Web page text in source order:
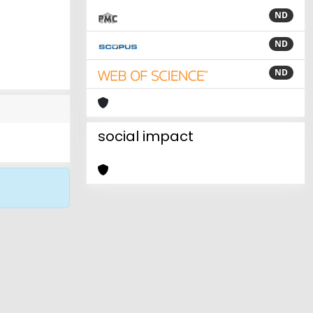
ND
ND
ND
social impact